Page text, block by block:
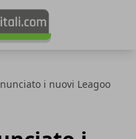
i nuovi Leagoo